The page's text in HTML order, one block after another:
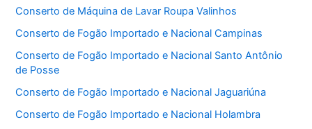
Conserto de Máquina de Lavar Roupa Valinhos
Conserto de Fogão Importado e Nacional Campinas
Conserto de Fogão Importado e Nacional Santo Antônio
de Posse
Conserto de Fogão Importado e Nacional Jaguariúna
Conserto de Fogão Importado e Nacional Holambra